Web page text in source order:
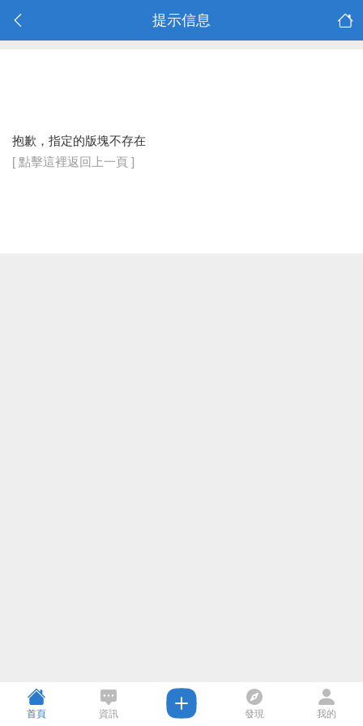
提示信息
抱歉，指定的版塊不存在
[ 點擊這裡返回上一頁 ]
首頁 資訊 發現 我的